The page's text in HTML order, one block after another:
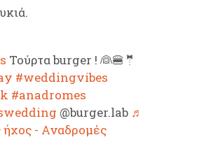
Τούρτα burger ! 👰🍔🤵
#weddingvibes
#anadromes
@burger.lab ♬
- Αναδρομές